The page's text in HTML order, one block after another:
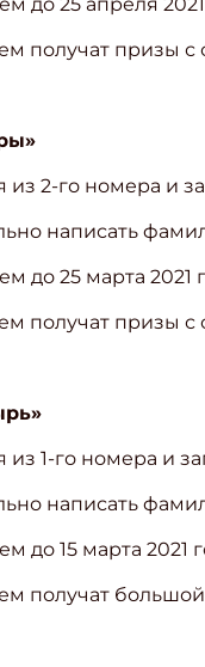
получат призы
2-го номера и
написать
до 25 марта 2021
получат призы
1-го номера и
написать
до 15 марта 2021
получат